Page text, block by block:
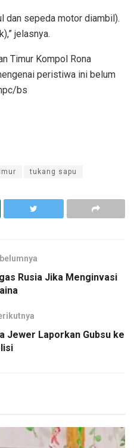
dan sepeda motor diambil).
jelasnya.
Timur Kompol Rona
peristiwa ini belum
bs
tukang sapu
Rusia Jika Menginvasi
Jewer Laporkan Gubsu ke